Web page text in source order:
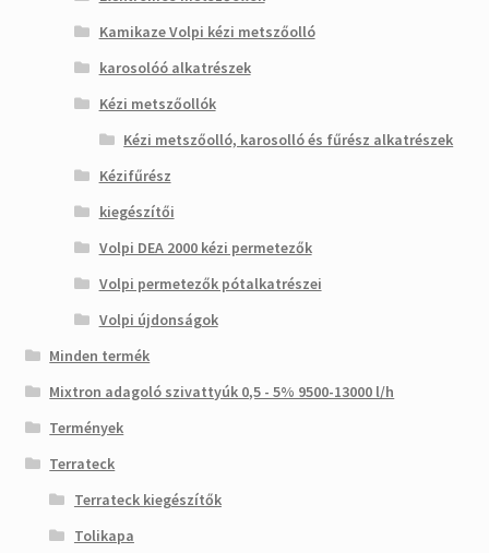
Kamikaze Volpi kézi metszőolló
karosolóó alkatrészek
Kézi metszőollók
Kézi metszőolló, karosolló és fűrész alkatrészek
Kézifűrész
kiegészítői
Volpi DEA 2000 kézi permetezők
Volpi permetezők pótalkatrészei
Volpi újdonságok
Minden termék
Mixtron adagoló szivattyúk 0,5 - 5% 9500-13000 l/h
Termények
Terrateck
Terrateck kiegészítők
Tolikapa